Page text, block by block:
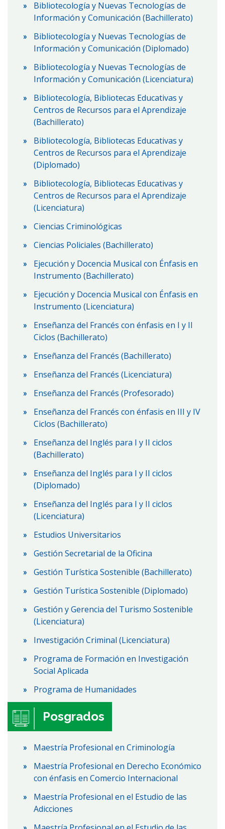
Bibliotecología y Nuevas Tecnologías de
Información y Comunicación (Bachillerato)
Bibliotecología y Nuevas Tecnologías de
Información y Comunicación (Diplomado)
Bibliotecología y Nuevas Tecnologías de
Información y Comunicación (Licenciatura)
Bibliotecología, Bibliotecas Educativas y
Centros de Recursos para el Aprendizaje
(Bachillerato)
Bibliotecología, Bibliotecas Educativas y
Centros de Recursos para el Aprendizaje
(Diplomado)
Bibliotecología, Bibliotecas Educativas y
Centros de Recursos para el Aprendizaje
(Licenciatura)
Ciencias Criminológicas
Ciencias Policiales (Bachillerato)
Ejecución y Docencia Musical con Énfasis en
Instrumento (Bachillerato)
Ejecución y Docencia Musical con Énfasis en
Instrumento (Licenciatura)
Enseñanza del Francés con énfasis en I y II
Ciclos (Bachillerato)
Enseñanza del Francés (Bachillerato)
Enseñanza del Francés (Licenciatura)
Enseñanza del Francés (Profesorado)
Enseñanza del Francés con énfasis en III y IV
Ciclos (Bachillerato)
Enseñanza del Inglés para I y II ciclos
(Bachillerato)
Enseñanza del Inglés para I y II ciclos
(Diplomado)
Enseñanza del Inglés para I y II ciclos
(Licenciatura)
Estudios Universitarios
Gestión Secretarial de la Oficina
Gestión Turística Sostenible (Bachillerato)
Gestión Turística Sostenible (Diplomado)
Gestión y Gerencia del Turismo Sostenible
(Licenciatura)
Investigación Criminal (Licenciatura)
Programa de Formación en Investigación
Social Aplicada
Programa de Humanidades
Posgrados
Maestría Profesional en Criminología
Maestría Profesional en Derecho Económico
con énfasis en Comercio Internacional
Maestría Profesional en el Estudio de las
Adicciones